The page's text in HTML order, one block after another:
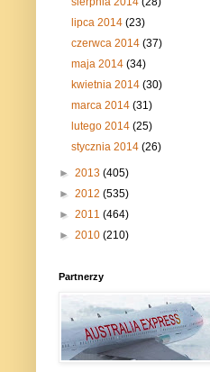
lipca 2014(23)
czerwca 2014(37)
maja 2014(34)
kwietnia 2014(30)
marca 2014(31)
lutego 2014(25)
stycznia 2014(26)
► 2013 (405)
► 2012 (535)
► 2011 (464)
► 2010 (210)
Partnerzy